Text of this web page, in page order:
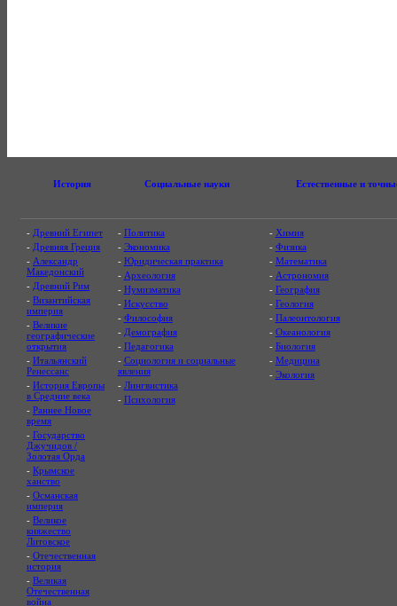
История Социальные науки Естественные и
- Древний Египет
- Древняя Греция
- Александр
Македонский
- Древний Рим
- Византийская
империя
- Великие
географические
открытия
- Итальянский
Ренессанс
- История Европы
в Средние века
- Раннее Новое
время
- Государство
Джучидов /
Золотая Орда
- Крымское
ханство
- Османская
империя
- Великое
княжество
Литовское
- Отечественная
история
- Великая
Отечественная
война
- Политика
- Экономика
- Юридическая практика
- Археология
- Нумизматика
- Искусство
- Философия
- Демография
- Педагогика
- Социология и социальные
явления
- Лингвистика
- Психология
- Химия
- Физика
- Математика
- Астрономия
- География
- Геология
- Палеонтология
- Океанология
- Биология
- Медицина
- Экология